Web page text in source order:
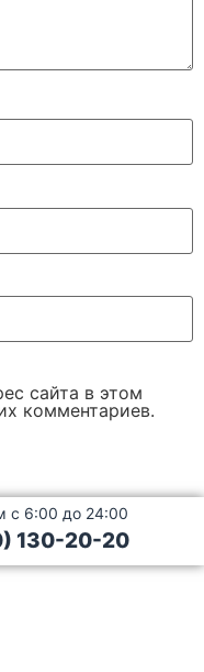
сайта в этом
комментариев.
с 6:00 до 24:00
130-20-20